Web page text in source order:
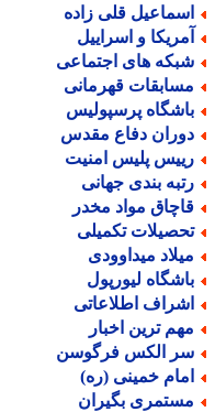
قلی زاده
و اسراییل
های اجتماعی
قهرمانی
پرسپولیس
دفاع مقدس
پلیس امنیت
بندی جهانی
مواد مخدر
تکمیلی
میداوودی
لیورپول
اطلاعاتی
ترین اخبار
الکس فرگوسن
خمینی (ره)
بگیران